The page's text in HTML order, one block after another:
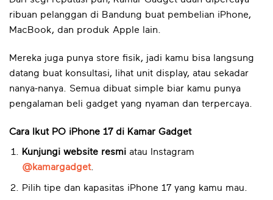
ribuan pelanggan di Bandung buat pembelian iPhone,
MacBook, dan produk Apple lain.
Mereka juga punya store fisik, jadi kamu bisa langsung
datang buat konsultasi, lihat unit display, atau sekadar
nanya-nanya. Semua dibuat simple biar kamu punya
pengalaman beli gadget yang nyaman dan terpercaya.
Cara Ikut PO iPhone 17 di Kamar Gadget
Kunjungi website resmiatau Instagram
@kamargadget.
Pilih tipe dan kapasitas iPhone 17 yang kamu mau.